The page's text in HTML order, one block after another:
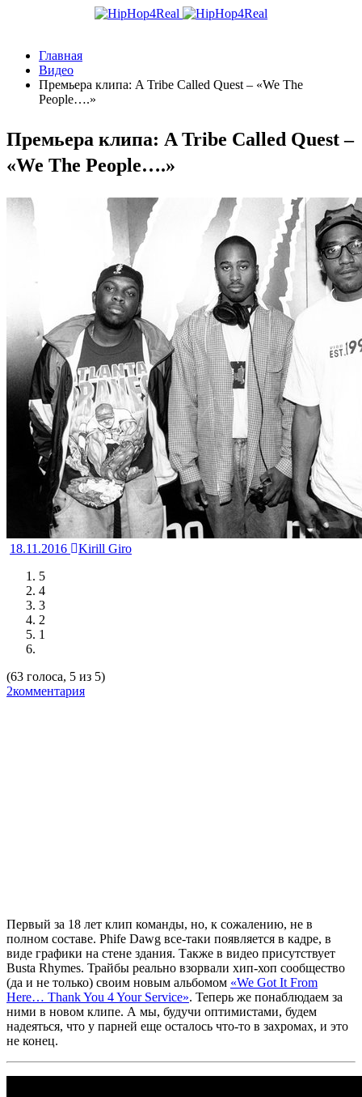
Главная
Видео
Премьера клипа: A Tribe Called Quest – «We The
People….»
Премьера клипа: A Tribe Called Quest –
«We The People….»
18.11.2016
Kirill Giro
5
4
3
2
1
(63 голоса, 5 из 5)
2комментария
Первый за 18 лет клип команды, но, к сожалению, не в
полном составе. Phife Dawg все-таки появляется в кадре, в
виде графики на стене здания. Также в видео присутствует
Busta Rhymes. Трайбы реально взорвали хип-хоп сообщество
(да и не только) своим новым альбомом «We Got It From
Here… Thank You 4 Your Service». Теперь же понаблюдаем за
ними в новом клипе. А мы, будучи оптимистами, будем
надеяться, что у парней еще осталось что-то в захромах, и это
не конец.